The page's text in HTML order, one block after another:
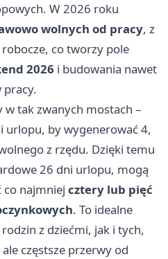
W 2026 roku
wolnych od pracy, z
co tworzy pole
2026 i budowania nawet
pracy.
w tak zwanych mostach –
urlopu, by wygenerować 4,
z rzędu. Dzięki temu
26 dni urlopu, mogą
co najmniej cztery lub pięć
. To idealne
z dziećmi, jak i tych,
częstsze przerwy od